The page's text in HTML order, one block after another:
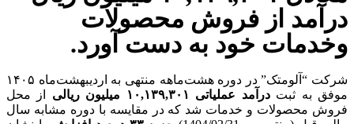
درآمد از فروش محصولات
وخدمات خود به دست آورد.
شرکت “آلومتک” در دوره هشت‌ماهه منتهی به اردیبهشت‌ماه ۱۴۰۵
موفق به ثبتدرآمد عملیاتی ۱۰,۱۳۹,۳۰۱ میلیون ریالی از محل
فروش محصولات و خدمات شد که در مقایسه با دوره مشابه سال